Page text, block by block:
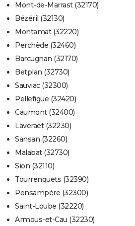
Mont-de-Marrast (32170)
Bézéril (32130)
Montamat (32220)
Perchède (32460)
Barcugnan (32170)
Betplan (32730)
Sauviac (32300)
Pellefigue (32420)
Caumont (32400)
Laveraët (32230)
Sansan (32260)
Malabat (32730)
Sion (32110)
Tourrenquets (32390)
Ponsampère (32300)
Saint-Loube (32220)
Armous-et-Cau (32230)